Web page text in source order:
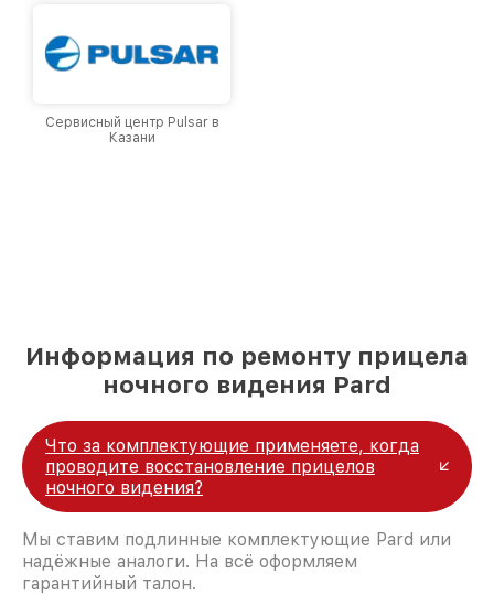
Сервисный центр Pulsar в
Казани
Информация по ремонту прицела
ночного видения Pard
Что за комплектующие применяете, когда
проводите восстановление прицелов
ночного видения?
Мы ставим подлинные комплектующие Pard или
надёжные аналоги. На всё оформляем
гарантийный талон.